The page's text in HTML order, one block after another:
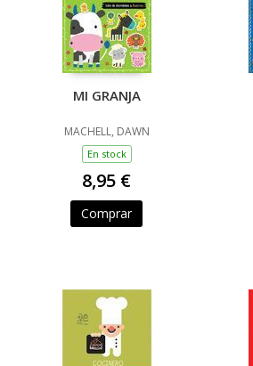
MI GRANJA
MACHELL, DAWN
En stock
8,95 €
Comprar